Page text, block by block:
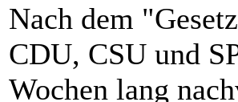
Nach dem
CDU, CSU und
Wochen lang